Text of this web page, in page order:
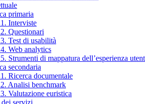
primaria
Interviste
Questionari
Test di usabilità
Web analytics
Strumenti di mappatura dell’esperienza
secondaria
Ricerca documentale
Analisi benchmark
Valutazione euristica
servizi